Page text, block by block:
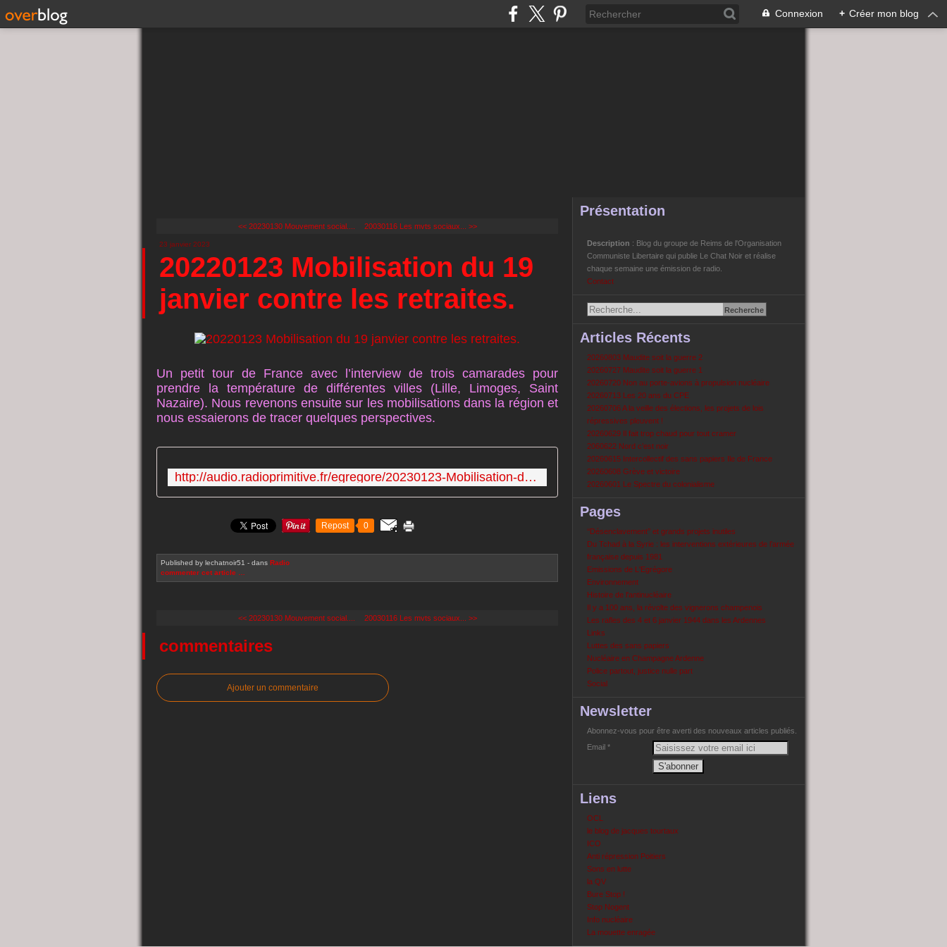
Connexion + Créer mon blog
<< 20230130 Mouvement social.... 20030116 Les mvts sociaux... >>
23 janvier 2023
20220123 Mobilisation du 19
janvier contre les retraites.
Un petit tour de France avec l’interview de trois camarades pour
prendre la température de différentes villes (Lille, Limoges, Saint
Nazaire). Nous revenons ensuite sur les mobilisations dans la région et
nous essaierons de tracer quelques perspectives.
http://audio.radioprimitive.fr/egregore/20230123-Mobilisation-du-19-janvier-contre-les-retraites.mp3
Repost 0
Published by lechatnoir51 - dans Radio
commenter cet article
<< 20230130 Mouvement social.... 20030116 Les mvts sociaux... >>
commentaires
Ajouter un commentaire
Présentation
Description : Blog du groupe de Reims de l'Organisation
Communiste Libertaire qui publie Le Chat Noir et réalise
chaque semaine une émission de radio.
Contact
Articles Récents
20260803 Maudite soit la guerre 2
20260727 Maudite soit la guerre 1
20260720 Non au porte-avions à propulsion nucléaire
20260713 Les 20 ans du CPE
20260706 A la veille des élections, les projets de lois
répressives pleuvent !
20260629 Il fait trop chaud pour tout cramer
2060622 Nord c’est noir
20260615 Intercollectif des sans papiers Ile de France
20260608 Grève et victoire
20260601 Le Spectre du colonialisme
Pages
‘‘Désenclavement’’ et grands projets inutiles
Du Tchad à la Syrie : les interventions extérieures de l’armée
française depuis 1981
Emissions de L'Egrégore
Environnement
Histoire de l'antinucléaire
Il y a 100 ans, la révolte des vignerons champenois
Les rafles des 4 et 6 janvier 1944 dans les Ardennes
Links
Luttes des sans papiers
Nucléaire en Champagne Ardenne
Police partout, justice nulle part
Social
Newsletter
Abonnez-vous pour être averti des nouveaux articles publiés.
Email
Liens
OCL
le blog de jacques tourtaux
ICO
Anti répression Poitiers
Sons en lutte
la QV
Bure Stop !
Stop Nogent
Info nucléaire
La mouette enragée